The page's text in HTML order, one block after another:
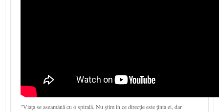
"Viaţa se aseamănă cu o spirală. Nu ştim în ce direcţie este ţinta ei, dar